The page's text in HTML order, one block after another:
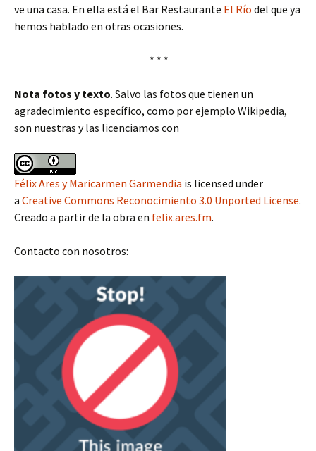
ve una casa. En ella está el Bar Restaurante El Río del que ya
hemos hablado en otras ocasiones.
* * *
Nota fotos y texto. Salvo las fotos que tienen un
agradecimiento específico, como por ejemplo Wikipedia,
son nuestras y las licenciamos con
Félix Ares y Maricarmen Garmendia is licensed under
a Creative Commons Reconocimiento 3.0 Unported License.
Creado a partir de la obra en felix.ares.fm.
Contacto con nosotros: